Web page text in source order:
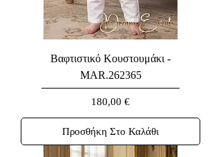
Βαφτιστικό Κουστουμάκι -
MAR.262365
Τιμή
180,00 €
Προσθήκη Στο Καλάθι